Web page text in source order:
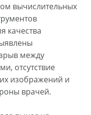
вычислительных
качества
между
отсутствие
изображений и
врачей.